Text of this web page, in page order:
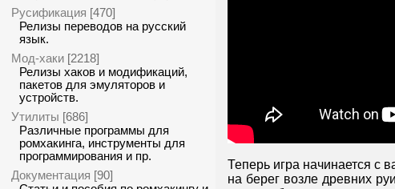
Русификация [470]
Релизы переводов на русский
язык.
Мод-хаки [2218]
Релизы хаков и модификаций,
пакетов для эмуляторов и
устройств.
Утилиты [686]
Различные программы для
ромхакинга, инструменты для
программирования и пр.
Документация [90]
Теперь игра начинается с
на берег возле древних